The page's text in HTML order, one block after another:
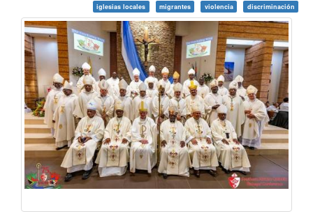
iglesias locales migrantes violencia discriminación